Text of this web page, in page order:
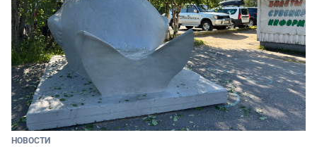
НОВОСТИ